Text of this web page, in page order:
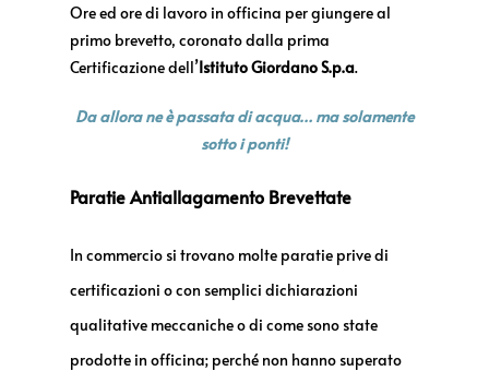
Ore ed ore di lavoro in officina per giungere al
primo brevetto, coronato dalla prima
Certificazione dell’Istituto Giordano S.p.a.
Da allora ne è passata di acqua… ma solamente
sotto i ponti!
ParatieAntiallagamento Brevettate
In commercio si trovano molte paratie prive di
certificazioni o con semplici dichiarazioni
qualitative meccaniche o di come sono state
prodotte in officina; perché non hanno superato